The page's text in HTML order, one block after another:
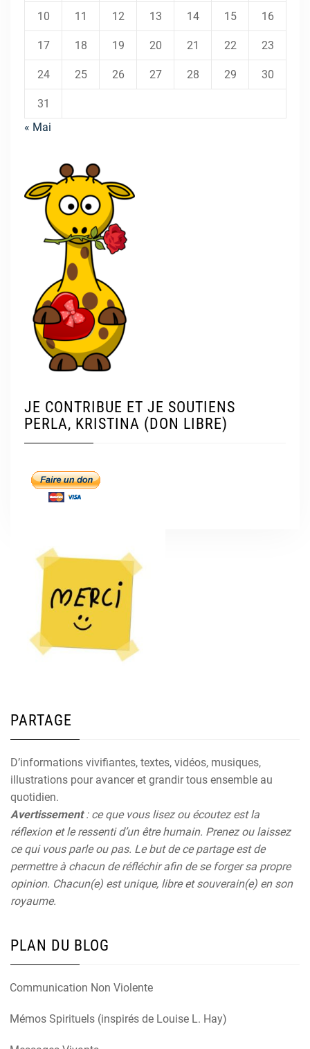
10 11 12 13 14 15 16
17 18 19 20 21 22 23
24 25 26 27 28 29 30
31
« Mai
JE CONTRIBUE ET JE SOUTIENS
PERLA, KRISTINA (DON LIBRE)
PARTAGE
D’informations vivifiantes, textes, vidéos, musiques,
illustrations pour avancer et grandir tous ensemble au
quotidien.
Avertissement: ce que vous lisez ou écoutez est la
réflexion et le ressenti d’un être humain. Prenez ou laissez
ce qui vous parle ou pas. Le but de ce partage est de
permettre à chacun de réfléchir afin de se forger sa propre
opinion. Chacun(e) est unique, libre et souverain(e) en son
royaume.
PLAN DU BLOG
Communication Non Violente
Mémos Spirituels (inspirés de Louise L. Hay)